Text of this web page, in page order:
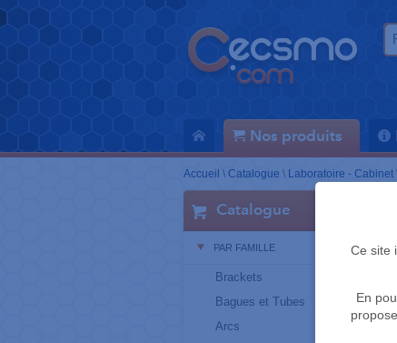
Nos produits
Ce site
En
Accueil \ Catalogue \ Laboratoire - Cabinet
Catalogue
PAR FAMILLE
Brackets
Bagues et Tubes
Arcs